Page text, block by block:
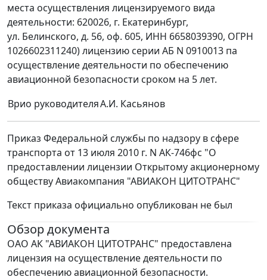
места осуществления лицензируемого вида
деятельности: 620026, г. Екатеринбург,
ул. Белинского, д. 56, оф. 605, ИНН 6658039390, ОГРН
1026602311240) лицензию серии АБ N 0910013 па
осуществление деятельности по обеспечению
авиационной безопасности сроком на 5 лет.
Врио руководителяА.И. Касьянов
Приказ Федеральной службы по надзору в сфере
транспорта от 13 июля 2010 г. N АК-746фс "О
предоставлении лицензии Открытому акционерному
обществу Авиакомпания "АВИАКОН ЦИТОТРАНС"
Текст приказа официально опубликован не был
Обзор документа
ОАО АК "АВИАКОН ЦИТОТРАНС" предоставлена
лицензия на осуществление деятельности по
обеспечению авиационной безопасности.